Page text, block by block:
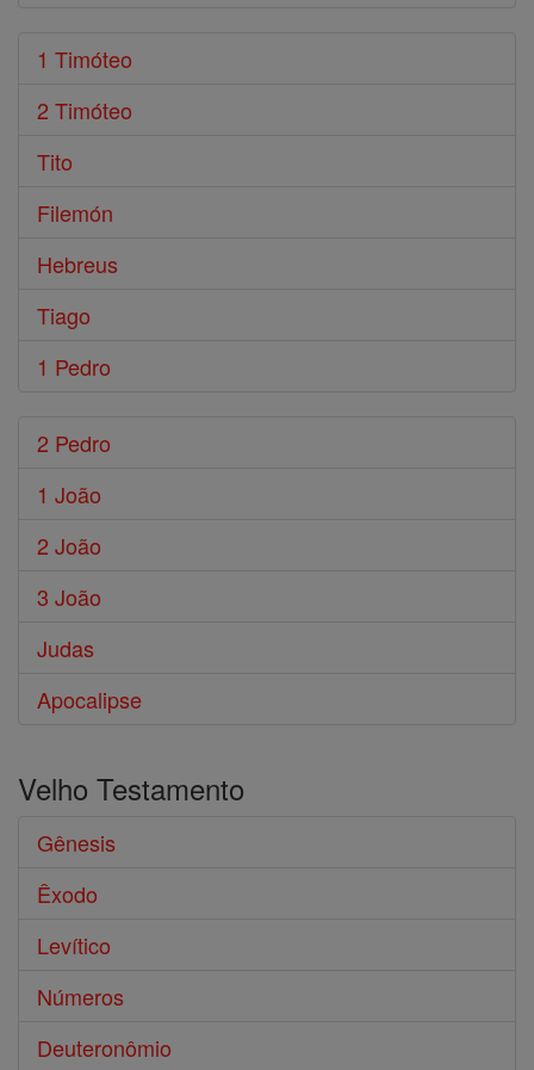
1 Timóteo
2 Timóteo
Tito
Filemón
Hebreus
Tiago
1 Pedro
2 Pedro
1 João
2 João
3 João
Judas
Apocalipse
Velho Testamento
Gênesis
Êxodo
Levítico
Números
Deuteronômio